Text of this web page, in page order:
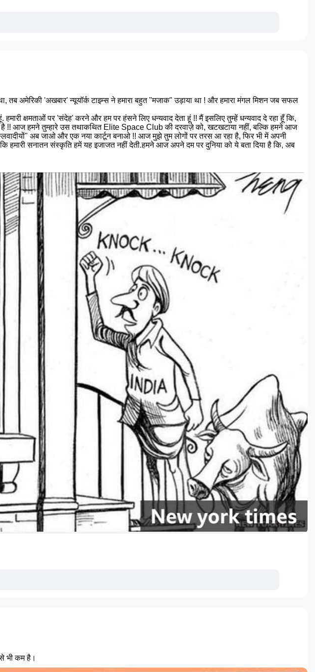
तब अमेरिकी 'अखबार' न्यूयॉर्क टाइम्स ने हमारा बहुत "मजाक" उड़ाया था ! और हमारा मंगल मिशन जब सफल
क्षमताओं पर 'संदेह' करने और हम पर हंसने लिए धन्यवाद देता हूं !! मैं इसलिए तुम्हें धन्यवाद दे रहा हूँ कि,
है !! आज हमने तुम्हारे उस तथाकथित Elite Space Club की दरवाज़े को, खटखटाया नहीं, बल्कि हमने आज
अब जाओ और एक नया कार्टून बनाओ !! आज मुझे तुम लोगों पर तरस आ रहा है, फिर भी में अपनी
हमारी सनातन संस्कृति हमें यह इजाजत नहीं देती.हमने आज अपने दम पर दुनिया को ये बता दिया है कि, अब
भी कम है।